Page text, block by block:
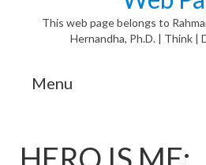
This web page belongs to
Hernandha, Ph.D. | Think |
Menu
General Discussion